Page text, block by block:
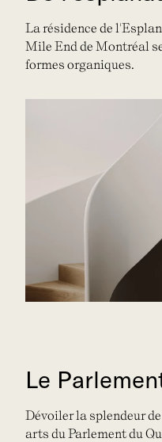
La résidence de
Mile End de Montréal
formes organiques.
Le
Dévoiler la splendeur
arts du Parlement du